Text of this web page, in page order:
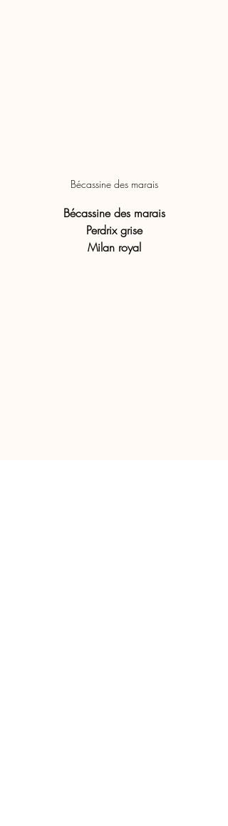
Bécassine des marais
Bécassine des marais
Perdrix grise
Milan royal